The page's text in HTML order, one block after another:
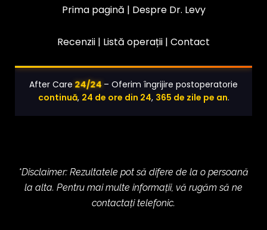
Prima pagină | Despre Dr. Levy
Recenzii | Listă operații | Contact
After Care 24/24 – Oferim îngrijire postoperatorie
continuă, 24 de ore din 24, 365 de zile pe an.
*Disclaimer: Rezultatele pot să difere de la o persoană
la alta. Pentru mai multe informații, vă rugăm să ne
contactați telefonic.